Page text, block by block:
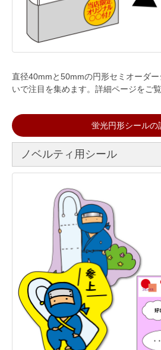
直径40mmと50mmの円形セミオーダ
いで注目を集めます。詳細ページをご覧
蛍光円形シールの
ノベルティ用シール